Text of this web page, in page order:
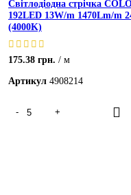
Світлодіодна стрічка
192LED 13W/m 1470Lm/m
(4000K)
175.38 грн.
м
Артикул 4908214